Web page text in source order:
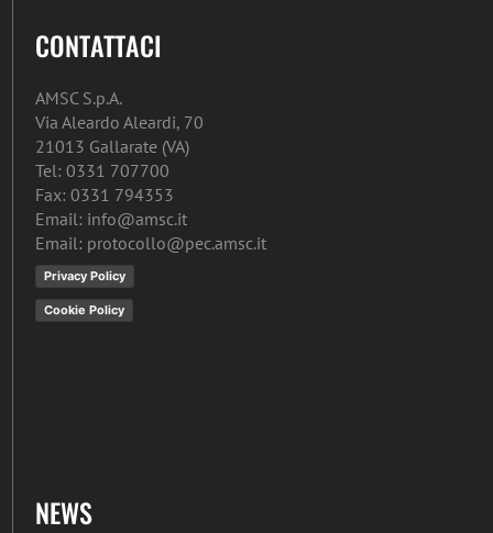
CONTATTACI
AMSC S.p.A.
Via Aleardo Aleardi, 70
21013 Gallarate (VA)
Tel: 0331 707700
Fax: 0331 794353
Email: info@amsc.it
Email: protocollo@pec.amsc.it
Privacy Policy
Cookie Policy
NEWS